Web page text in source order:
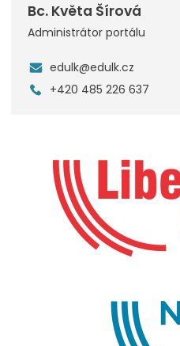
Bc. Květa Šírová
Administrátor portálu
edulk@edulk.cz
+420 485 226 637